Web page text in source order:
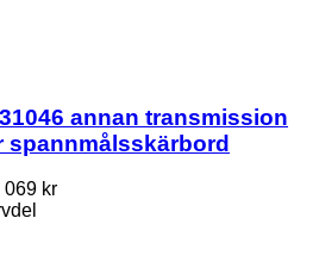
annan transmission
spannmålsskärbord
069 kr